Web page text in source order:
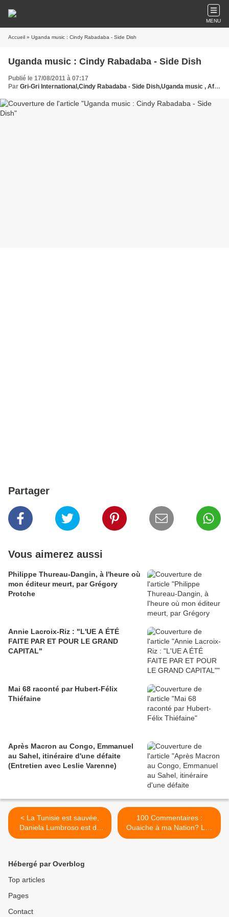
MENU
Accueil » Uganda music : Cindy Rabadaba - Side Dish
Uganda music : Cindy Rabadaba - Side Dish
Publié le 17/08/2011 à 07:17
Par Gri-Gri International,Cindy Rabadaba - Side Dish,Uganda music , Africa, Ma solange Oussou
Partager
Vous aimerez aussi
Philippe Thureau-Dangin, à l'heure où
mon éditeur meurt, par Grégory
Protche
Annie Lacroix-Riz : "L'UE A ÉTÉ
FAITE PAR ET POUR LE GRAND
CAPITAL"
Mai 68 raconté par Hubert-Félix
Thiéfaine
Après Macron au Congo, Emmanuel
au Sahel, itinéraire d'une défaite
(Entretien avec Leslie Varenne)
< La Tunisie est sauvée,
Daniela Lumbroso est de
retour...
100 Commentaires :
Ouaiche à ma Nation? Les
Indigènes de la
Hébergé par Overblog
Top articles
Pages
Contact